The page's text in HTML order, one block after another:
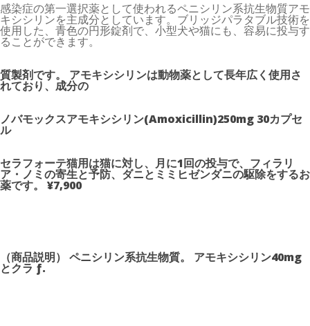
感染症の第一選択薬として使われるペニシリン系抗生物質アモ
キシシリンを主成分としています。ブリッジパラタブル技術を
使用した、青色の円形錠剤で、小型犬や猫にも、容易に投与す
ることができます。
質製剤です。 アモキシシリンは動物薬として長年広く使用さ
れており、成分の
ノバモックスアモキシシリン(Amoxicillin)250mg 30カプセ
ル
セラフォーテ猫用は猫に対し、月に1回の投与で、フィラリ
ア・ノミの寄生と予防、ダニとミミヒゼンダニの駆除をするお
薬です。 ¥7,900
（商品説明） ペニシリン系抗生物質。 アモキシシリン40mg
とクラ ƒ.